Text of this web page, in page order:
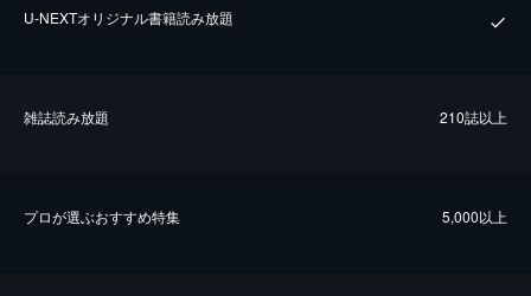
U-NEXTオリジナル書籍読み放題
雑誌読み放題 210誌以上
プロが選ぶおすすめ特集 5,000以上